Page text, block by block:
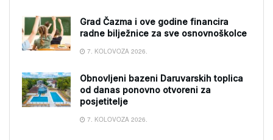
Grad Čazma i ove godine financira
radne bilježnice za sve osnovnoškolce
7. KOLOVOZA 2026.
Obnovljeni bazeni Daruvarskih toplica
od danas ponovno otvoreni za
posjetitelje
7. KOLOVOZA 2026.